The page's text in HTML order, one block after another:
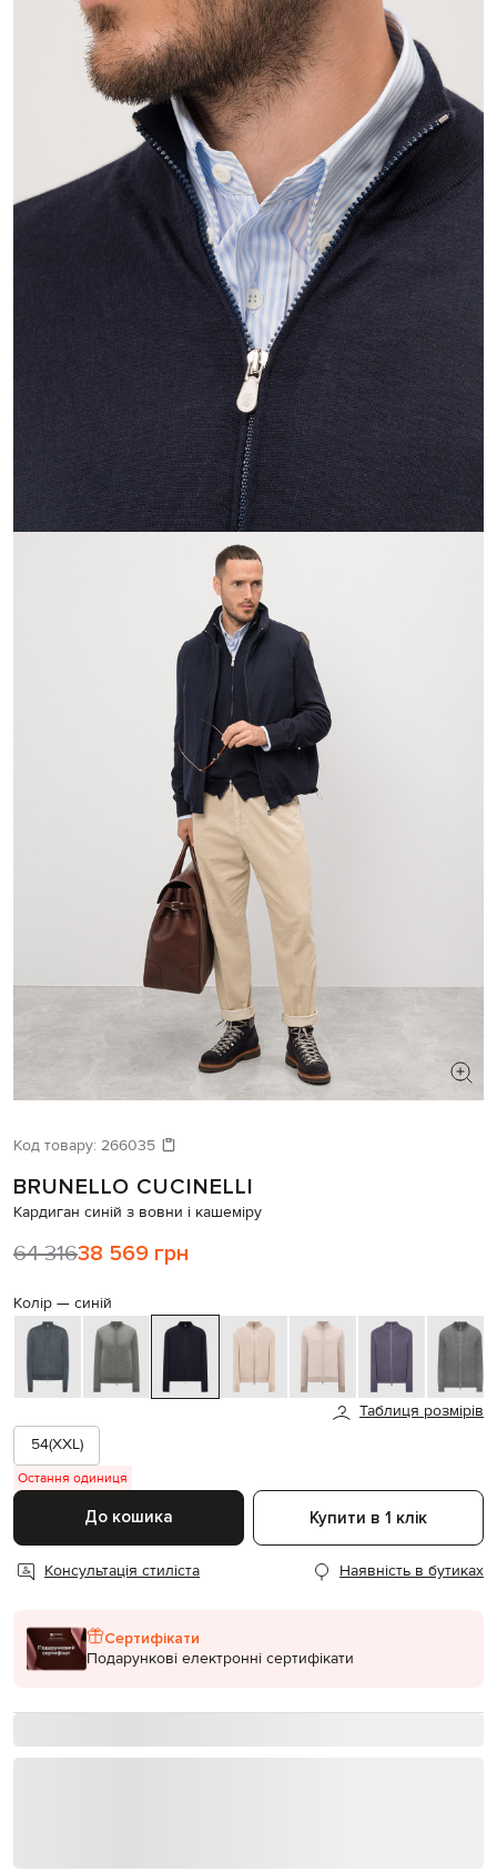
Давайте підберемо щось ще
Схожі товари
Код товару: 266035
BRUNELLO CUCINELLI
Кардиган синій з вовни і кашеміру
64 31638 569 грн
Колір — синій
Таблиця розмірів
54(XXL)
Остання одиниця
До кошика Купити в 1 клік
Консультація стиліста Наявність в бутиках
Сертифікати
Подарункові електронні сертифікати